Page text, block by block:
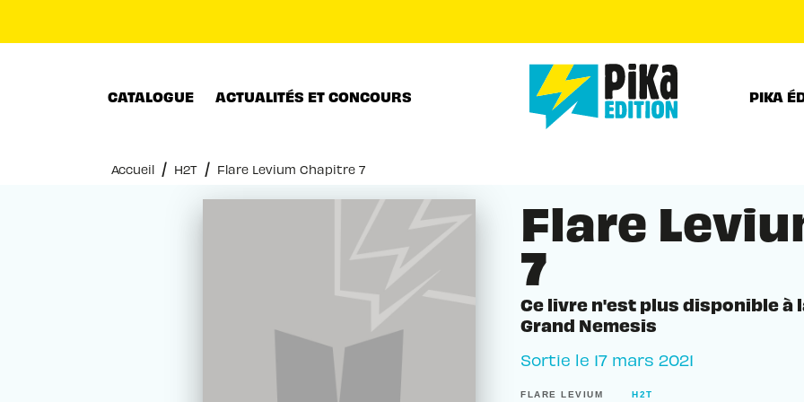
CATALOGUE ACTUALITÉS ET CONCOURS PIKA
Accueil / H2T / Flare Levium Chapitre 7
Flare
7
Ce livre n'est plus disponible à
Grand Nemesis
Sortie le 17 mars 2021
FLARE LEVIUM H2T